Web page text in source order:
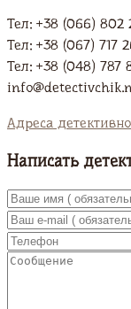
Тел: +38 (066) 802
Тел: +38 (067) 717
Тел: +38 (048) 787
Адреса
Написать